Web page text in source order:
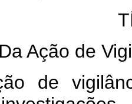
Da Ação de
de